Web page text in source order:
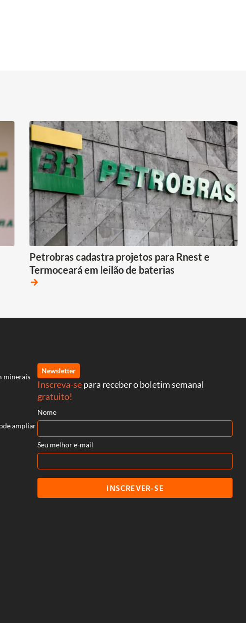
Petrobras cadastra projetos para Rnest e
Termoceará em leilão de baterias
arrow_forward
minerais
ampliar
Newsletter
Inscreva-separa receber o boletim semanal
gratuito!
Nome
Seu melhor e-mail
INSCREVER-SE